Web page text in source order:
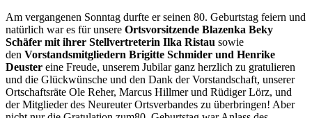
Am vergangenen Sonntag durfte er seinen 80. Geburtstag feiern und
natürlich war es für unsere Ortsvorsitzende Blazenka Beky
Schäfer mit ihrer Stellvertreterin Ilka Ristau sowie
den Vorstandsmitgliedern Brigitte Schmider und Henrike
Deuster eine Freude, unserem Jubilar ganz herzlich zu gratulieren
und die Glückwünsche und den Dank der Vorstandschaft, unserer
Ortschaftsräte Ole Reher, Marcus Hillmer und Rüdiger Lörz, und
der Mitglieder des Neureuter Ortsverbandes zu überbringen! Aber